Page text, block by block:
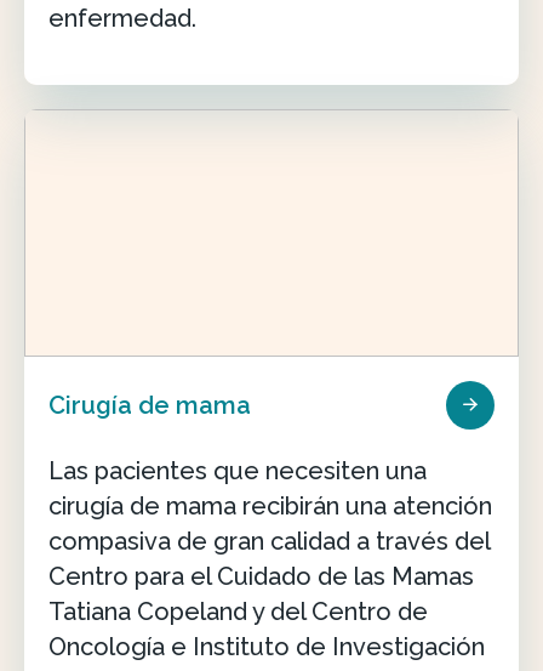
enfermedad.
Cirugía de mama
Las pacientes que necesiten una
cirugía de mama recibirán una atención
compasiva de gran calidad a través del
Centro para el Cuidado de las Mamas
Tatiana Copeland y del Centro de
Oncología e Instituto de Investigación